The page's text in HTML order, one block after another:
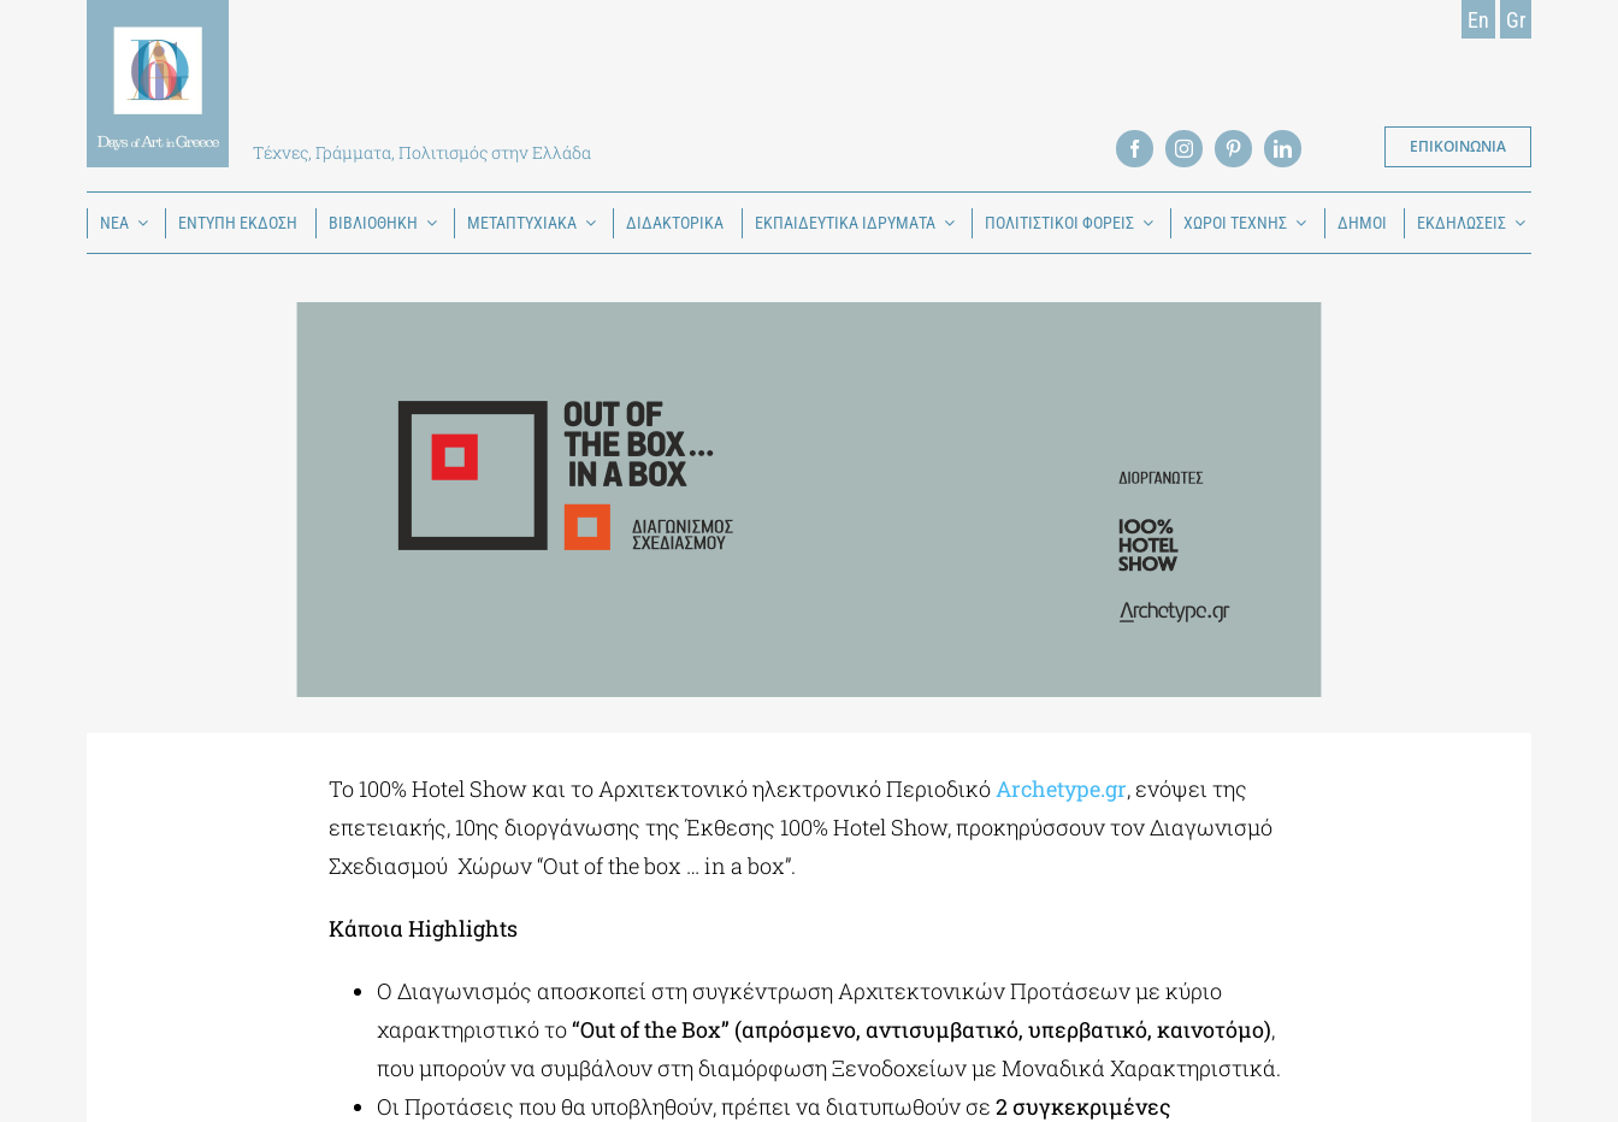
Τέχνες, Γράμματα, Πολιτισμός στην Ελλάδα
En Gr
ΕΠΙΚΟΙΝΩΝΙΑ
ΝΕΑ ΕΝΤΥΠΗ ΕΚΔΟΣΗ ΒΙΒΛΙΟΘΗΚΗ ΜΕΤΑΠΤΥΧΙΑΚΑ ΔΙΔΑΚΤΟΡΙΚΑ ΕΚΠΑΙΔΕΥΤΙΚΑ ΙΔΡΥΜΑΤΑ ΠΟΛΙΤΙΣΤΙΚΟΙ ΦΟΡΕΙΣ ΧΩΡΟΙ ΤΕΧΝΗΣ ΔΗΜΟΙ ΕΚΔΗΛΩΣΕΙΣ
Το 100% Hotel Show και το Αρχιτεκτονικό ηλεκτρονικό ΠεριοδικόArchetype.gr, ενόψει της
επετειακής, 10ης διοργάνωσης της Έκθεσης 100% Hotel Show, προκηρύσσουν τον Διαγωνισμό
Σχεδιασμού Χώρων “Out of the box … in a box”.
Κάποια Highlights
Ο Διαγωνισμός αποσκοπεί στη συγκέντρωση Αρχιτεκτονικών Προτάσεων με κύριο
χαρακτηριστικό το“Out of the Box” (απρόσμενο, αντισυμβατικό, υπερβατικό, καινοτόμο),
που μπορούν να συμβάλουν στη διαμόρφωση Ξενοδοχείων με Μοναδικά Χαρακτηριστικά.
Οι Προτάσεις που θα υποβληθούν, πρέπει να διατυπωθούν σε 2 συγκεκριμένες